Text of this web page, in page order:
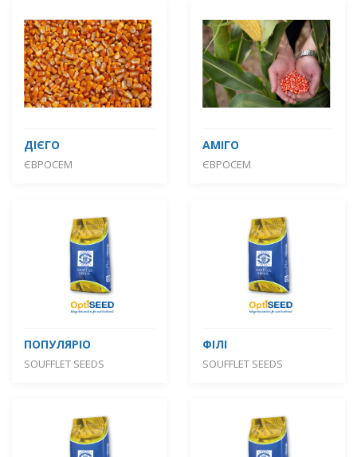
ДІЄГО
ЄВРОСЕМ
АМІГО
ЄВРОСЕМ
ПОПУЛЯРІО
SOUFFLET SEEDS
ФІЛІ
SOUFFLET SEEDS